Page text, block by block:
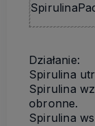
Działanie:
Spirulina
Spirulina
obronne.
Spirulina